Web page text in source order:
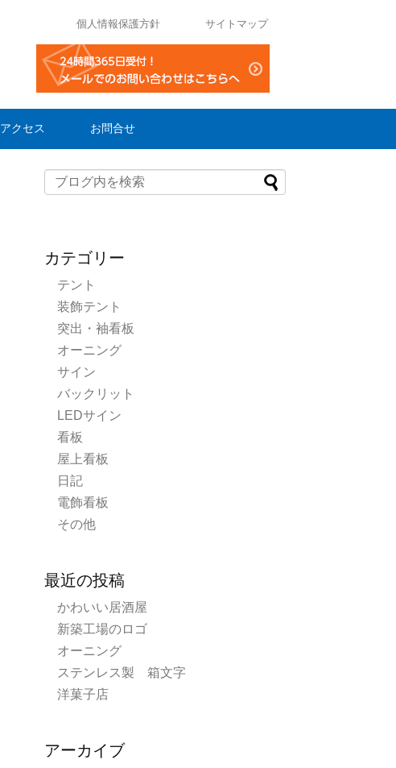
個人情報保護方針 サイトマップ
アクセス お問合せ
カテゴリー
テント
装飾テント
突出・袖看板
オーニング
サイン
バックリット
LEDサイン
看板
屋上看板
日記
電飾看板
その他
最近の投稿
かわいい居酒屋
新築工場のロゴ
オーニング
ステンレス製 箱文字
洋菓子店
アーカイブ